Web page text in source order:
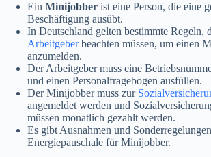
Ein Minijobber ist eine Person, die eine
Beschäftigung ausübt.
In Deutschland gelten bestimmte Regeln,
Arbeitgeberbeachten müssen, um einen
anzumelden.
Der Arbeitgeber muss eine
und einen Personalfragebogen ausfüllen.
Der Minijobber muss zur
angemeldet werden und
müssen monatlich gezahlt werden.
Es gibt Ausnahmen und
Energiepauschale für Minijobber.